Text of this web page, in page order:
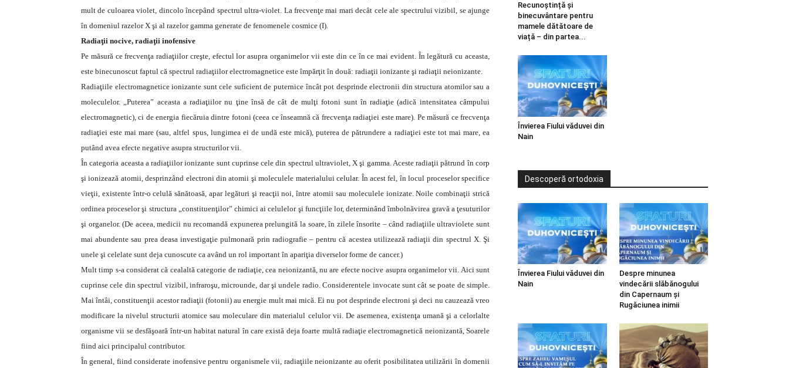
mult de culoarea violet, dincolo începând spectrul ultra-violet. La frecvenţe mai mari decât cele ale spectrului vizibil, se ajunge
în domeniul razelor X şi al razelor gamma generate de fenomenele cosmice (I).
Radiaţii nocive, radiaţii inofensive
Pe măsură ce frecvenţa radiaţiilor creşte, efectul lor asupra organimelor vii este din ce în ce mai evident. În legătură cu aceasta,
este binecunoscut faptul că spectrul radiaţiilor electromagnetice este împărţit în două: radiaţii ionizante şi radiaţii neionizante.
Radiaţiile electromagnetice ionizante sunt cele suficient de puternice încât pot desprinde electronii din structura atomilor sau a
moleculelor. „Puterea” aceasta a radiaţiilor nu ţine însă de cât de mulţi fotoni sunt în radiaţie (adică intensitatea câmpului
electromagnetic), ci de energia fiecăruia dintre fotoni (ceea ce înseamnă că frecvenţa radiaţiei este mare). Pe măsură ce frecvenţa
radiaţiei este mai mare (sau, altfel spus, lungimea ei de undă este mică), puterea de pătrundere a radiaţiei este tot mai mare, ea
putând avea efecte negative asupra structurilor vii.
În categoria aceasta a radiaţiilor ionizante sunt cuprinse cele din spectrul ultraviolet, X şi gamma. Aceste radiaţii pătrund în corp
şi ionizează atomii, desprinzând electroni din atomii şi moleculele materialului celular. În acest fel, în locul proceselor specifice
vieţii, existente într-o celulă sănătoasă, apar legături şi reacţii noi, între atomii sau moleculele ionizate. Noile combinaţii strică
ordinea proceselor şi structura „constituenţilor” chimici ai celulelor şi funcţiile lor, determinând îmbolnăvirea gravă a ţesuturilor
şi organelor. (De aceea, medicii nu recomandă expunerea prelungită la soare, în zilele însorite – când radiaţiile ultraviolete sunt
mai abundente sau prea deasa investigaţie pulmonară prin radiografie – pentru că acestea utilizează radiaţii din spectrul X. Şi
unele şi celelate sunt deja cunoscute ca având un rol important în apariţia diverselor forme de cancer.)
Mult timp s-a considerat că cealaltă categorie de radiaţie, cea neionizantă, nu are efecte nocive asupra organimelor vii. Aici sunt
cuprinse cele din spectrul vizibil, infraroşu, microunde, dar şi undele radio. Considerentele invocate sunt cât se poate de simple.
Mai întâi, constituenţii acestor radiaţii (fotonii) au energie mult mai mică. Ei nu pot desprinde electroni şi deci nu cauzează vreo
modificare la nivelul structurii atomice sau moleculare din materialul celulor vii. De asemenea, existenţa umană şi a celorlalte
organisme vii se desfăşoară într-un habitat natural în care există deja foarte multă radiaţie electromagnetică neionizantă, Soarele
fiind aici principalul contributor.
În general, fiind considerate inofensive pentru organismele vii, radiaţiile neionizante au oferit posibilitatea utilizării în domenii
Recunoștință și
binecuvântare pentru
mamele dătătoare de
viață – din partea...
Învierea Fiului văduvei din
Nain
Descoperă ortodoxia
Învierea Fiului văduvei din
Nain
Despre minunea
vindecării slăbănogului
din Capernaum și
Rugăciunea inimii